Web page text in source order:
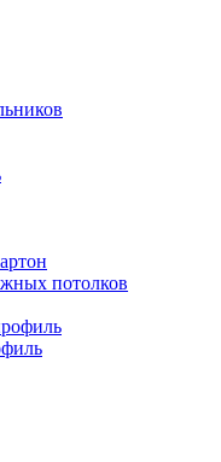
потолков